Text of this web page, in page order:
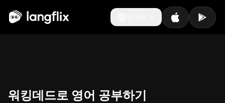
한국어
워킹데드로 영어 공부하기